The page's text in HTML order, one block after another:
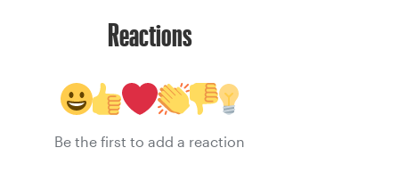
Reactions
Be the first to add a reaction